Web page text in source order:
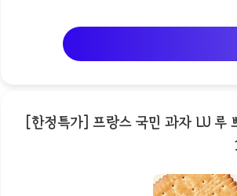
[한정특가] 프랑스 국민 과자 LU 루